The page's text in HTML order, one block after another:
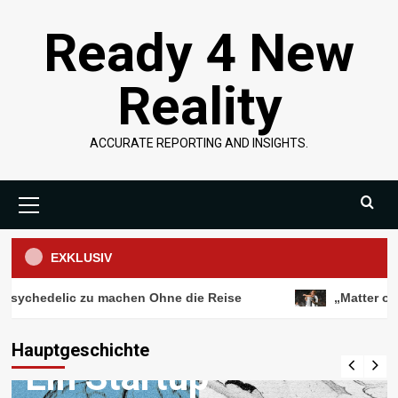
InhaltenReady 4 New
Reality
ACCURATE REPORTING AND INSIGHTS.
Menü
EXKLUSIV
zu machen Ohne die Reise „Matter of
Hauptgeschichte
Wissenschaft
Ein Startup
Wissenschaft